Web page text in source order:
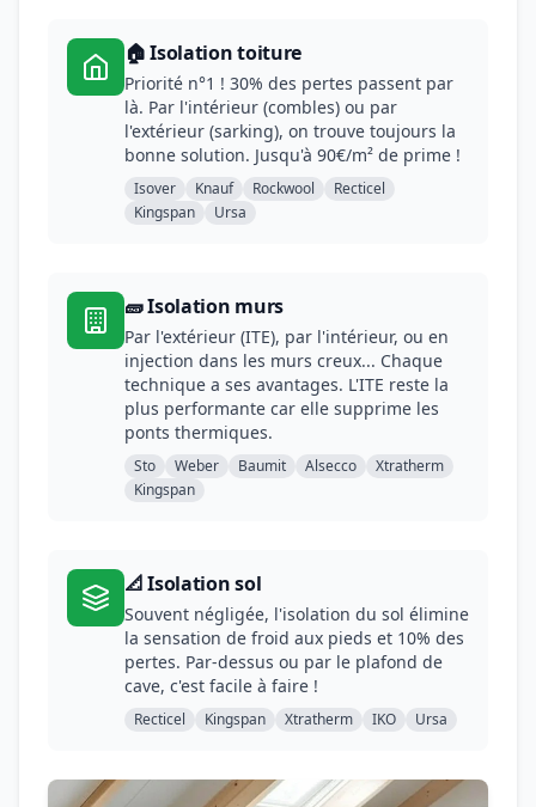
🏠 Isolation toiture
Priorité n°1 ! 30% des pertes passent par
là. Par l'intérieur (combles) ou par
l'extérieur (sarking), on trouve toujours la
bonne solution. Jusqu'à 90€/m² de prime !
Isover Knauf Rockwool
Recticel
Kingspan
Ursa
🧱 Isolation murs
Par l'extérieur (ITE), par l'intérieur, ou en
injection dans les murs creux... Chaque
technique a ses avantages. L'ITE reste la
plus performante car elle supprime les
ponts thermiques.
Sto Weber Baumit Alsecco
Xtratherm
Kingspan
📐 Isolation sol
Souvent négligée, l'isolation du sol élimine
la sensation de froid aux pieds et 10% des
pertes. Par-dessus ou par le plafond de
cave, c'est facile à faire !
Recticel Kingspan Xtratherm IKO Ursa